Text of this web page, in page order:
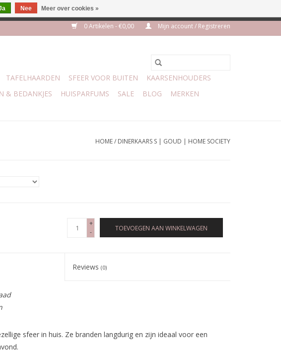
0 Artikelen - €0,00 Mijn account / Registreren
TAFELHAARDEN SFEER VOOR BUITEN
KAARSENHOUDERS
& BEDANKJES HUISPARFUMS SALE BLOG MERKEN
HOME/ DINERKAARS S | GOUD | HOME SOCIETY
+
-
TOEVOEGEN AAN WINKELWAGEN
Reviews(0)
sfeer in huis. Ze branden langdurig en zijn ideaal voor een
Nee Meer over cookies »
boven de 70 euro geen verzendkosten